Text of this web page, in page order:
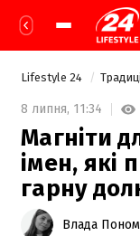
Lifestyle 24
8 липня, 11:34
Магніти
імен, які
гарну
Влада